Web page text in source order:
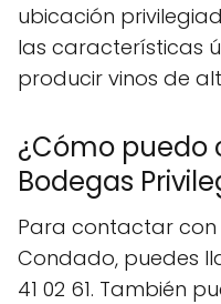
ubicación
las características
producir vinos de
¿Cómo puedo
Bodegas
Para contactar con
Condado, puedes
41 02 61. También